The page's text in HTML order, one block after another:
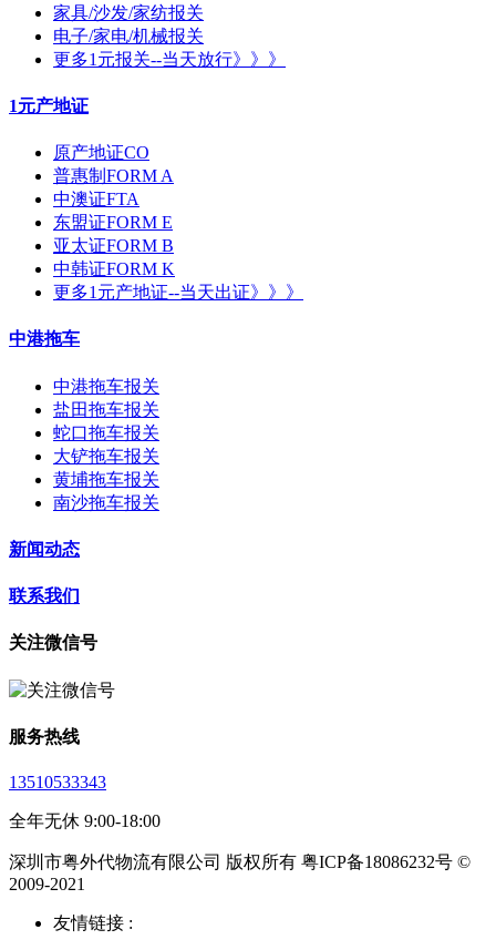
家具/沙发/家纺报关
电子/家电/机械报关
更多1元报关--当天放行》》》
1元产地证
原产地证CO
普惠制FORM A
中澳证FTA
东盟证FORM E
亚太证FORM B
中韩证FORM K
更多1元产地证--当天出证》》》
中港拖车
中港拖车报关
盐田拖车报关
蛇口拖车报关
大铲拖车报关
黄埔拖车报关
南沙拖车报关
新闻动态
联系我们
关注微信号
服务热线
13510533343
全年无休 9:00-18:00
深圳市粤外代物流有限公司 版权所有 粤ICP备18086232号 ©
2009-2021
友情链接 :